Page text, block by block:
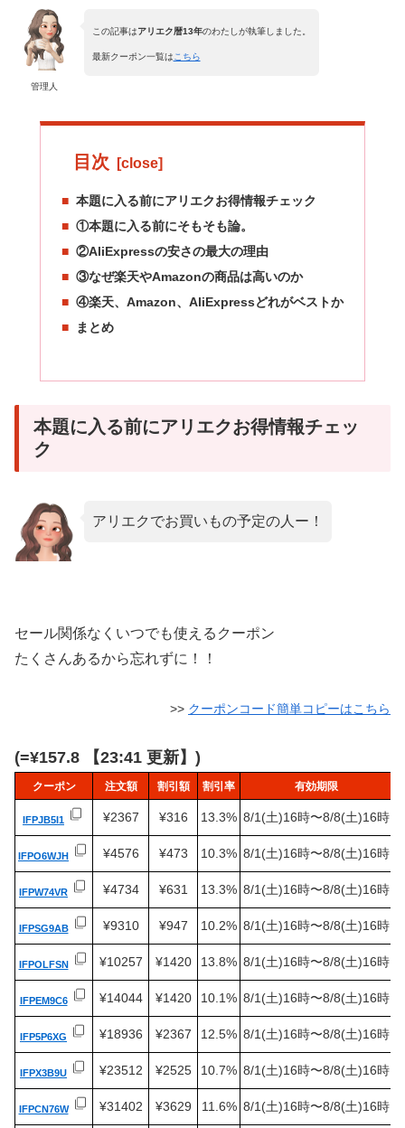
管理人
この記事はアリエク暦13年のわたしが執筆しました。
最新クーポン一覧は こちら
目次
本題に入る前にアリエクお得情報チェック
①本題に入る前にそもそも論。
②AliExpressの安さの最大の理由
③なぜ楽天やAmazonの商品は高いのか
④楽天、Amazon、AliExpressどれがベストか
まとめ
本題に入る前にアリエクお得情報チェッ
ク
アリエクでお買いもの予定の人ー！
セール関係なくいつでも使えるクーポン
たくさんあるから忘れずに！！
>> クーポンコード簡単コピーはこちら
(=¥157.8 【23:41 更新】)
クーポン 注文額 割引額 割引率 有効期限
IFPJB5I1 ¥2367 ¥316 13.3% 8/1(土)16時〜8/8(土)16時
IFPO6WJH ¥4576 ¥473 10.3% 8/1(土)16時〜8/8(土)16時
IFPW74VR ¥4734 ¥631 13.3% 8/1(土)16時〜8/8(土)16時
IFPSG9AB ¥9310 ¥947 10.2% 8/1(土)16時〜8/8(土)16時
IFPOLFSN ¥10257 ¥1420 13.8% 8/1(土)16時〜8/8(土)16時
IFPEM9C6 ¥14044 ¥1420 10.1% 8/1(土)16時〜8/8(土)16時
IFP5P6XG ¥18936 ¥2367 12.5% 8/1(土)16時〜8/8(土)16時
IFPX3B9U ¥23512 ¥2525 10.7% 8/1(土)16時〜8/8(土)16時
IFPCN76W ¥31402 ¥3629 11.6% 8/1(土)16時〜8/8(土)16時